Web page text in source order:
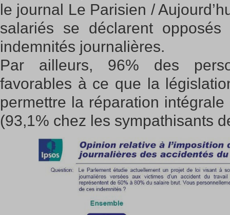
le journal Le Parisien /
salariés se déclarent
indemnités journalières.
Par ailleurs, 96% des
favorables à ce que la
permettre la réparation
(93,1% chez les sympathisants